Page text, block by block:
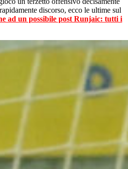
discorso, ecco le ultime sul
ad un possibile post Runjaic: tutti i